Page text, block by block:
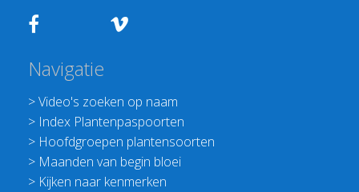
Navigatie
>Video's zoeken op naam
> Index Plantenpaspoorten
> Hoofdgroepen plantensoorten
> Maanden van begin bloei
> Kijken naar kenmerken